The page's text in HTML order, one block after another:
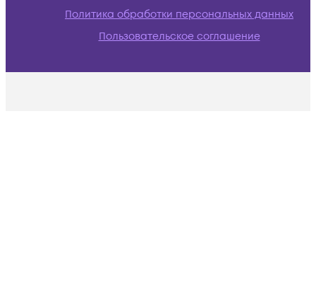
Политика обработки персональных данных
Пользовательское соглашение